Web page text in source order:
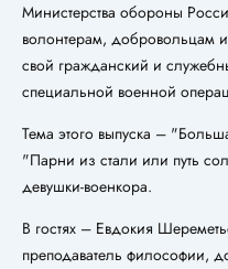
Министерства обороны
волонтерам,
свой гражданский и
специальной военной
Тема этого выпуска –
"Парни из стали или путь
девушки-военкора.
В гостях – Евдокия
преподаватель философии,